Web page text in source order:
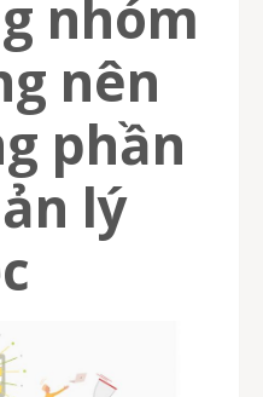
nhóm
nên
phần
lý